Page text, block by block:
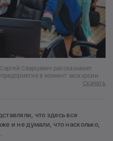
Сварцевич рассказывает
в момент экскурсии
Скачать
что здесь все
и не думали, что насколько,